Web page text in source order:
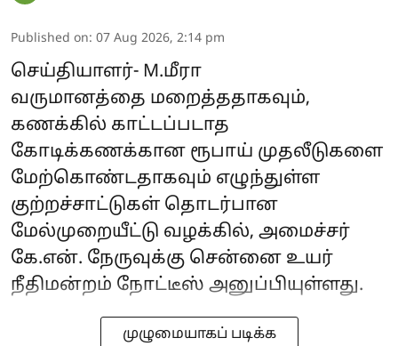
Published on: 07 Aug 2026, 2:14 pm
செய்தியாளர்- M.மீரா
வருமானத்தை மறைத்ததாகவும்,
கணக்கில் காட்டப்படாத
கோடிக்கணக்கான ரூபாய் முதலீடுகளை
மேற்கொண்டதாகவும் எழுந்துள்ள
குற்றச்சாட்டுகள் தொடர்பான
மேல்முறையீட்டு வழக்கில், அமைச்சர்
கே.என். நேருவுக்கு சென்னை உயர்
நீதிமன்றம் நோட்டீஸ் அனுப்பியுள்ளது.
முழுமையாகப் படிக்க